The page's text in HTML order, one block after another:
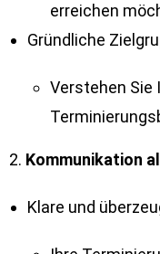
erreichen
Gründliche
Verstehen Sie
2. Kommunikation
Klare und